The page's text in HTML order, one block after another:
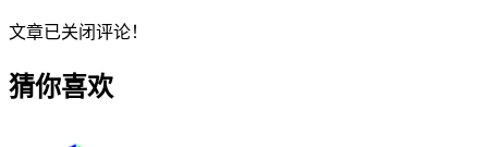
文章已关闭评论！
猜你喜欢